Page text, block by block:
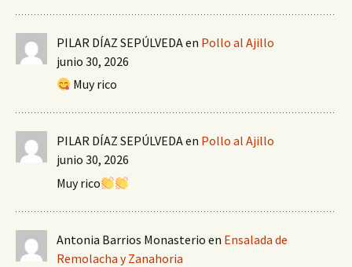
PILAR DÍAZ SEPÚLVEDAen Pollo al Ajillo
junio 30, 2026
Muy rico
PILAR DÍAZ SEPÚLVEDAen Pollo al Ajillo
junio 30, 2026
Muy rico
Antonia Barrios Monasterio en Ensalada de
Remolacha y Zanahoria